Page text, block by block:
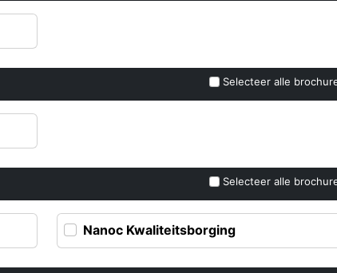
Selecteer alle
Selecteer alle
Nanoc Kwaliteitsborging